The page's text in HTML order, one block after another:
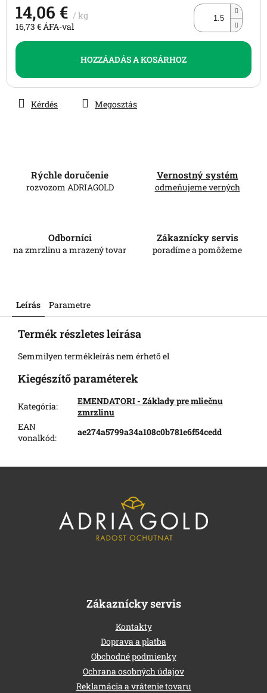
14,06 € / kg
16,73 € ÁFA-val
Egységár:
HOZZÁADÁS A KOSÁRHOZ
Kérdés Megosztás
Rýchle doručenie
rozvozom ADRIAGOLD
Vernostný systém
odmeňujeme verných
Odborníci
na zmrzlinu a mrazený tovar
Zákaznícky servis
poradíme a pomôžeme
Leírás Parametre
Termék részletes leírása
Semmilyen termékleírás nem érhető el
Kiegészítő paraméterek
Kategória:
EMENDATORI - Základy pre mliečnu
zmrzlinu
EAN
vonalkód:
ae274a5799a34a108c0b781e6f54cedd
Zákaznícky servis
Kontakty
Doprava a platba
Obchodné podmienky
Ochrana osobných údajov
Reklamácia a vrátenie tovaru